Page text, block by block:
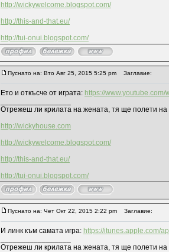
http://wickywelcome.blogspot.com/
http://this-and-that.eu/
http://tui-onui.blogspot.com/
Пуснато на: Вто Авг 25, 2015 5:25 pm Заглавие:
Ето и откъсче от играта: https://
Отрежеш ли крилата на жената, тя ще полети на
http://wickyhouse.com
http://wickywelcome.blogspot.com/
http://this-and-that.eu/
http://tui-onui.blogspot.com/
Пуснато на: Чет Окт 22, 2015 2:22 pm Заглавие:
И линк към самата игра: https://itunes.apple.com/
Отрежеш ли крилата на жената, тя ще полети на